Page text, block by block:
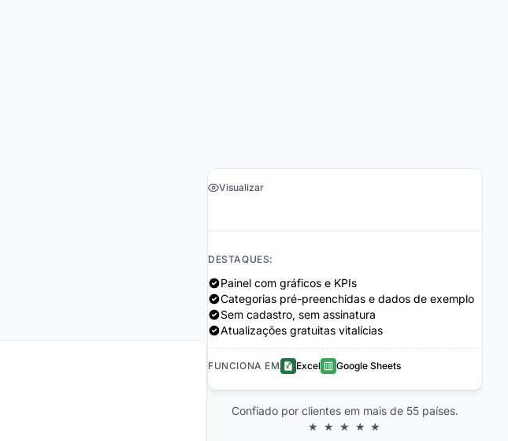
Visualizar
DESTAQUES:
Painel com gráficos e KPIs
Categorias pré-preenchidas e dados de exemplo
Sem cadastro, sem assinatura
Atualizações gratuitas vitalícias
FUNCIONA EM Excel Google Sheets
Confiado por clientes em mais de 55 países.
★ ★ ★ ★ ★